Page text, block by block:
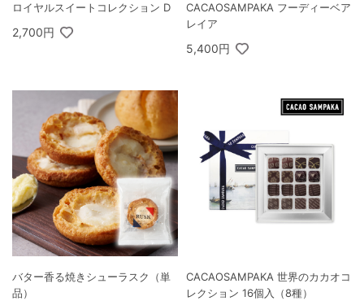
ロイヤルスイートコレクション D
2,700円
CACAOSAMPAKA フーディーベア
レイア
5,400円
バター香る焼きシューラスク（単
品）
CACAOSAMPAKA 世界のカカオコ
レクション 16個入（8種）